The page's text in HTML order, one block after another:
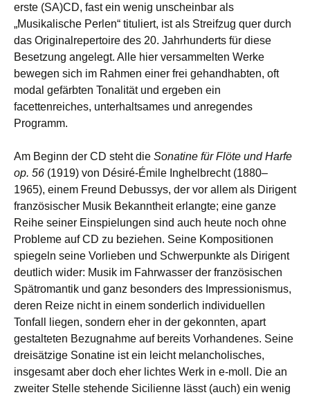
erste (SA)CD, fast ein wenig unscheinbar als
„Musikalische Perlen“ tituliert, ist als Streifzug quer durch
das Originalrepertoire des 20. Jahrhunderts für diese
Besetzung angelegt. Alle hier versammelten Werke
bewegen sich im Rahmen einer frei gehandhabten, oft
modal gefärbten Tonalität und ergeben ein
facettenreiches, unterhaltsames und anregendes
Programm.
Am Beginn der CD steht die Sonatine für Flöte und Harfe
op. 56 (1919) von Désiré-Émile Inghelbrecht (1880–
1965), einem Freund Debussys, der vor allem als Dirigent
französischer Musik Bekanntheit erlangte; eine ganze
Reihe seiner Einspielungen sind auch heute noch ohne
Probleme auf CD zu beziehen. Seine Kompositionen
spiegeln seine Vorlieben und Schwerpunkte als Dirigent
deutlich wider: Musik im Fahrwasser der französischen
Spätromantik und ganz besonders des Impressionismus,
deren Reize nicht in einem sonderlich individuellen
Tonfall liegen, sondern eher in der gekonnten, apart
gestalteten Bezugnahme auf bereits Vorhandenes. Seine
dreisätzige Sonatine ist ein leicht melancholisches,
insgesamt aber doch eher lichtes Werk in e-moll. Die an
zweiter Stelle stehende Sicilienne lässt (auch) ein wenig